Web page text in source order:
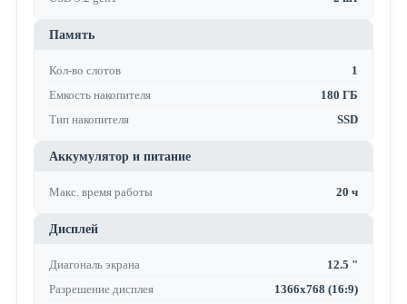
Память
Кол-во слотов
1
Емкость накопителя
180 ГБ
Тип накопителя
SSD
Аккумулятор и питание
Макс. время работы 20 ч
Дисплей
Диагональ экрана
12.5 "
Разрешение дисплея
1366x768 (16:9)